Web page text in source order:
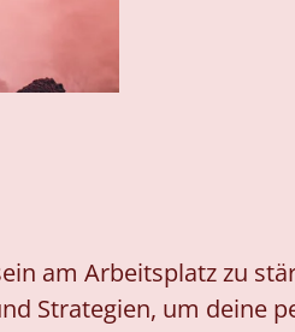
am Arbeitsplatz zu
Strategien, um deine